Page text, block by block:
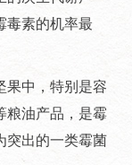
毒素的机率最
果中，特别是容
粮油产品，是霉
突出的一类霉菌